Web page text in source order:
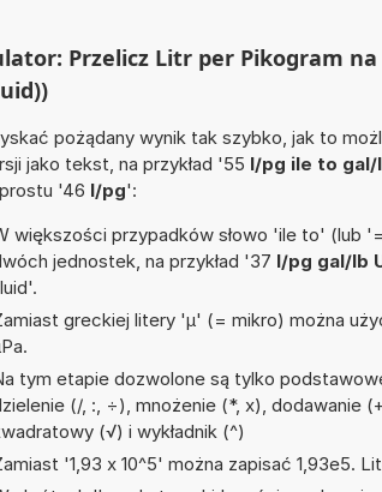
Przelicz Litr per Pikogram
pożądany wynik tak szybko, jak to
jako tekst, na przykład '55 l/pg ile to gal/
'46 l/pg':
większości przypadków słowo 'ile to' (lub
jednostek, na przykład '37 l/pg gal/lb
greckiej litery 'µ' (= mikro) można
tym etapie dozwolone są tylko
(/, :, ÷), mnożenie (*, x), dodawanie
(√) i wykładnik (^)
'1,93 x 10^5' można zapisać 1,93e5.